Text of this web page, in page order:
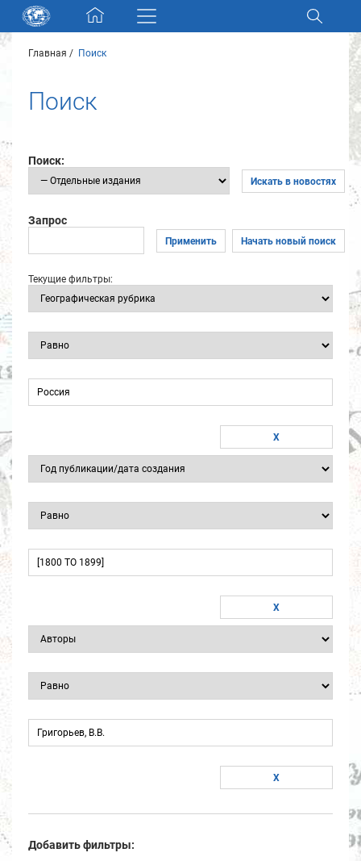
Skip navigation
Разделы и коллекции
Электронный каталог
Новости
Партнеры
Найти
Главная Поиск
Поиск
Поиск:
Искать в новостях
Запрос
Применить Начать новый поиск
Текущие фильтры:
Добавить фильтры: